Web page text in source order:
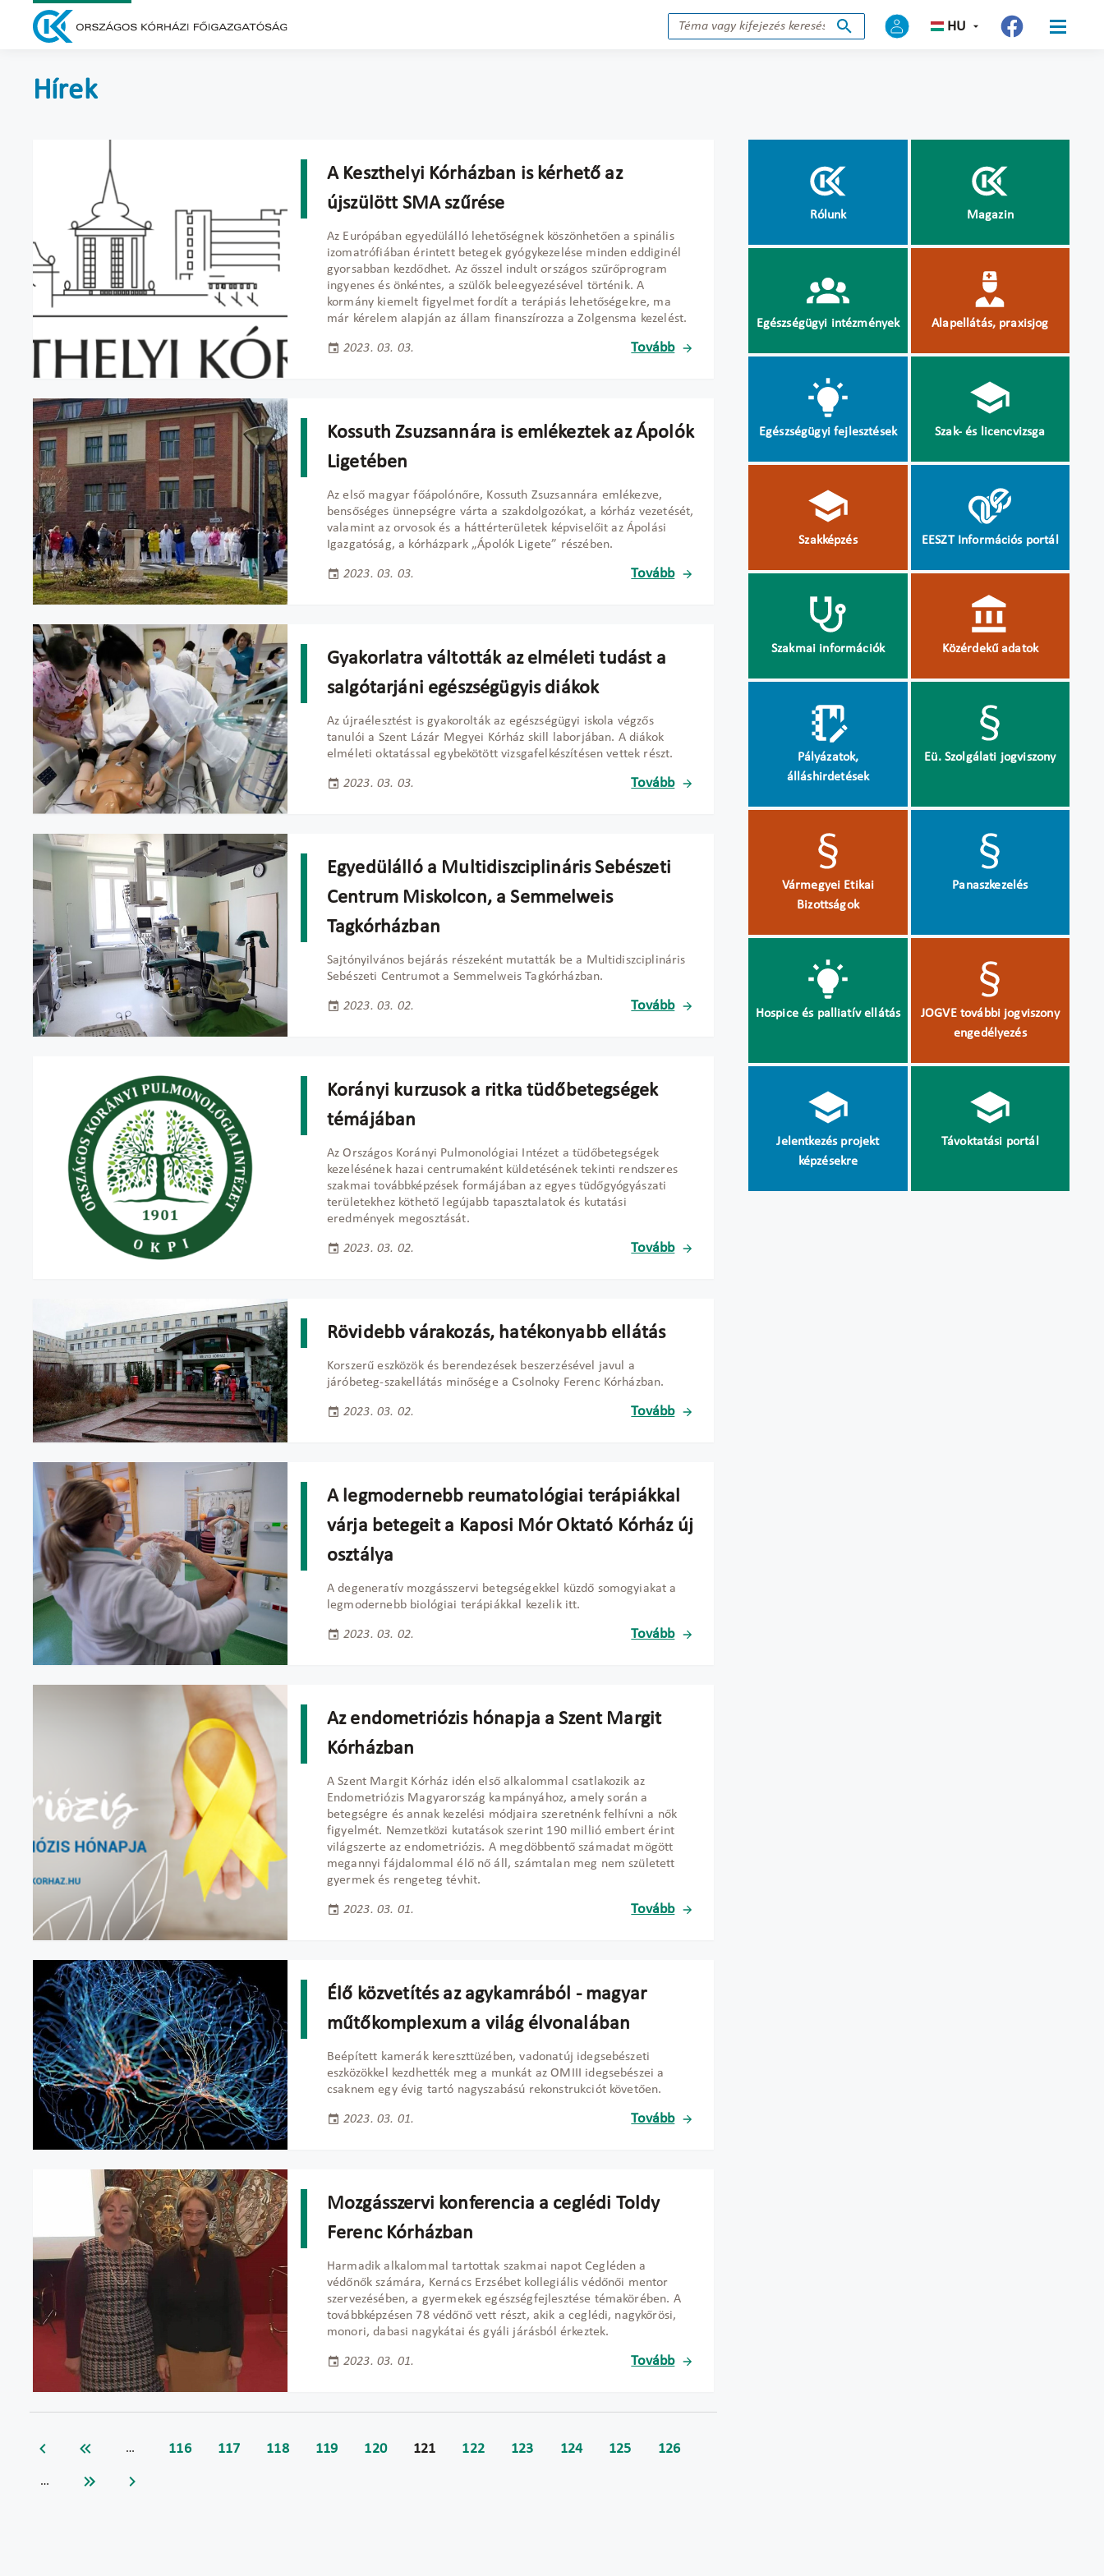
HU
Hírek
A Keszthelyi Kórházban is kérhető az
újszülött SMA szűrése
Az Európában egyedülálló lehetőségnek köszönhetően a spinális
izomatrófiában érintett betegek gyógykezelése minden eddiginél
gyorsabban kezdődhet. Az ősszel indult országos szűrőprogram
ingyenes és önkéntes, a szülők beleegyezésével történik. A
kormány kiemelt figyelmet fordít a terápiás lehetőségekre, ma
már kérelem alapján az állam finanszírozza a Zolgensma kezelést.
2023. 03. 03. Tovább
Kossuth Zsuzsannára is emlékeztek az Ápolók
Ligetében
Az első magyar főápolónőre, Kossuth Zsuzsannára emlékezve,
bensőséges ünnepségre várta a szakdolgozókat, a kórház vezetését,
valamint az orvosok és a háttérterületek képviselőit az Ápolási
Igazgatóság, a kórházpark „Ápolók Ligete” részében.
2023. 03. 03. Tovább
Gyakorlatra váltották az elméleti tudást a
salgótarjáni egészségügyis diákok
Az újraélesztést is gyakorolták az egészségügyi iskola végzős
tanulói a Szent Lázár Megyei Kórház skill laborjában. A diákok
elméleti oktatással egybekötött vizsgafelkészítésen vettek részt.
2023. 03. 03. Tovább
Egyedülálló a Multidiszciplináris Sebészeti
Centrum Miskolcon, a Semmelweis
Tagkórházban
Sajtónyilvános bejárás részeként mutatták be a Multidiszciplináris
Sebészeti Centrumot a Semmelweis Tagkórházban.
2023. 03. 02. Tovább
Korányi kurzusok a ritka tüdőbetegségek
témájában
Az Országos Korányi Pulmonológiai Intézet a tüdőbetegségek
kezelésének hazai centrumaként küldetésének tekinti rendszeres
szakmai továbbképzések formájában az egyes tüdőgyógyászati
területekhez köthető legújabb tapasztalatok és kutatási
eredmények megosztását.
2023. 03. 02. Tovább
Rövidebb várakozás, hatékonyabb ellátás
Korszerű eszközök és berendezések beszerzésével javul a
járóbeteg-szakellátás minősége a Csolnoky Ferenc Kórházban.
2023. 03. 02. Tovább
A legmodernebb reumatológiai terápiákkal
várja betegeit a Kaposi Mór Oktató Kórház új
osztálya
A degeneratív mozgásszervi betegségekkel küzdő somogyiakat a
legmodernebb biológiai terápiákkal kezelik itt.
2023. 03. 02. Tovább
Az endometriózis hónapja a Szent Margit
Kórházban
A Szent Margit Kórház idén első alkalommal csatlakozik az
Endometriózis Magyarország kampányához, amely során a
betegségre és annak kezelési módjaira szeretnénk felhívni a nők
figyelmét. Nemzetközi kutatások szerint 190 millió embert érint
világszerte az endometriózis. A megdöbbentő számadat mögött
megannyi fájdalommal élő nő áll, számtalan meg nem született
gyermek és rengeteg tévhit.
2023. 03. 01. Tovább
Élő közvetítés az agykamrából - magyar
műtőkomplexum a világ élvonalában
Beépített kamerák kereszttüzében, vadonatúj idegsebészeti
eszközökkel kezdhették meg a munkát az OMIII idegsebészei a
csaknem egy évig tartó nagyszabású rekonstrukciót követően.
2023. 03. 01. Tovább
Mozgásszervi konferencia a ceglédi Toldy
Ferenc Kórházban
Harmadik alkalommal tartottak szakmai napot Cegléden a
védőnők számára, Kernács Erzsébet kollegiális védőnői mentor
szervezésében, a gyermekek egészségfejlesztése témakörében. A
továbbképzésen 78 védőnő vett részt, akik a ceglédi, nagykőrösi,
monori, dabasi nagykátai és gyáli járásból érkeztek.
2023. 03. 01. Tovább
… 116 117 118 119 120 121 122 123 124 125 126
…
Rólunk Magazin
Egészségügyi intézmények Alapellátás, praxisjog
Egészségügyi fejlesztések Szak- és licencvizsga
Szakképzés EESZT Információs portál
Szakmai információk Közérdekű adatok
Pályázatok,
álláshirdetések
Eü. Szolgálati jogviszony
Vármegyei Etikai
Bizottságok
Panaszkezelés
Hospice és palliatív ellátás
JOGVE további jogviszony
engedélyezés
Jelentkezés projekt
képzésekre
Távoktatási portál